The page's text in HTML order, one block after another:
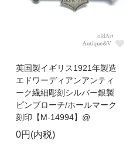
英国製イギリス1921年製造
エドワーディアンアンティ
ーク繊細彫刻シルバー銀製
ピンブローチ/ホールマーク
刻印【M-14994】@
0円(内税)